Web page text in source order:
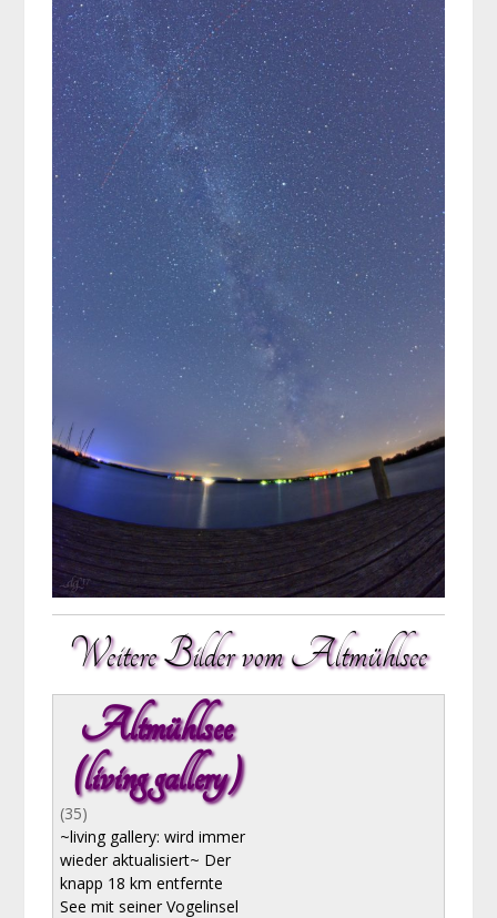
Weitere Bilder vom Altmühlsee
Altmühlsee
(living gallery)
(35)
~living gallery: wird immer
wieder aktualisiert~ Der
knapp 18 km entfernte
See mit seiner Vogelinsel